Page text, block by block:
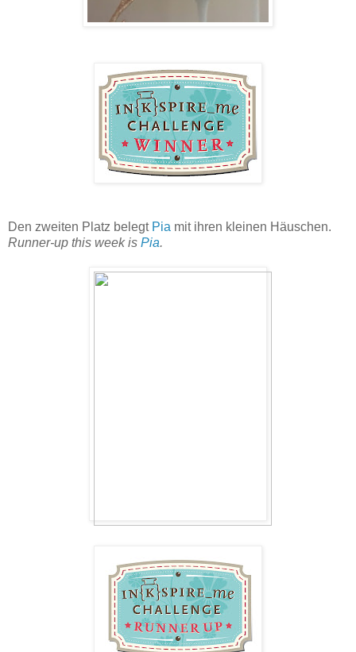
Den zweiten Platz belegt Pia mit ihren kleinen Häuschen.
Runner-up this week is Pia.